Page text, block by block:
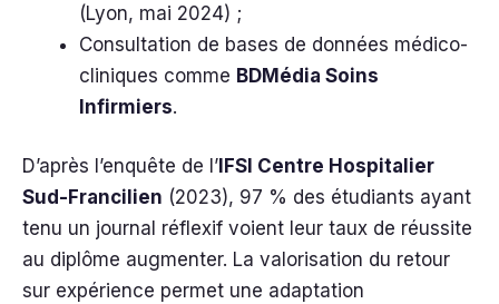
(Lyon, mai 2024) ;
Consultation de bases de données médico-
cliniques comme BDMédia Soins
Infirmiers.
D’après l’enquête de l’ IFSI Centre Hospitalier
Sud-Francilien (2023), 97 % des étudiants ayant
tenu un journal réflexif voient leur taux de réussite
au diplôme augmenter. La valorisation du retour
sur expérience permet une adaptation